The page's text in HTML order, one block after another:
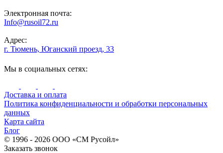
Электронная почта:
Info@rusoil72.ru
Адрес:
г. Тюмень, Юганский проезд, 33
Мы в социальных сетях:
Доставка и оплата
Политика конфиденциальности и обработки персональных
данных
Карта сайта
Блог
© 1996 - 2026 ООО «СМ Русойл»
Заказать звонок